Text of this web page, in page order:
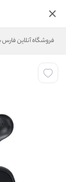
فروشگاه آنلاین فارس